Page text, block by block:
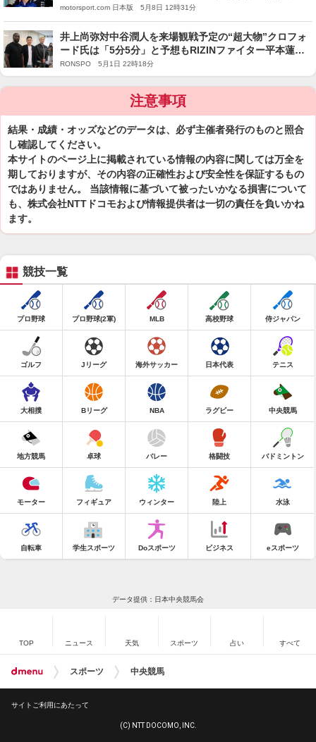
マシンに満足しているみたい」
motorsport.com 日本版 5月8日 12時31分
井上尚弥対中谷潤人を来場観戦予定の“超大物”クロフォ
ード氏は「5分5分」と予想もRIZINファイター平本蓮は
「中谷選手がKOする雰囲気がある」と超大胆予想
RONSPO 5月1日 22時18分
注意事項
結果・成績・オッズなどのデータは、必ず主催者発行のものと照合
し確認してください。
本サイトのページ上に掲載されている情報の内容に関しては万全を
期しておりますが、その内容の正確性および安全性を保証するもの
ではありません。 当該情報に基づいて被ったいかなる損害について
も、株式会社NTTドコモおよび情報提供者は一切の責任を負いかね
ます。
競技一覧
プロ野球 プロ野球(2軍) MLB 高校野球 侍ジャパン
ゴルフ Jリーグ 海外サッカー 日本代表 テニス
大相撲 Bリーグ NBA ラグビー 中央競馬
地方競馬 卓球 バレー 格闘技 バドミントン
モーター フィギュア ウィンター 陸上 水泳
自転車 学生スポーツ Doスポーツ ビジネス eスポーツ
データ提供：日本中央競馬会
TOP ニュース 天気 スポーツ 占い すべて
スポーツ 中央競馬
サイトご利用にあたって
(C) NTT DOCOMO, INC.